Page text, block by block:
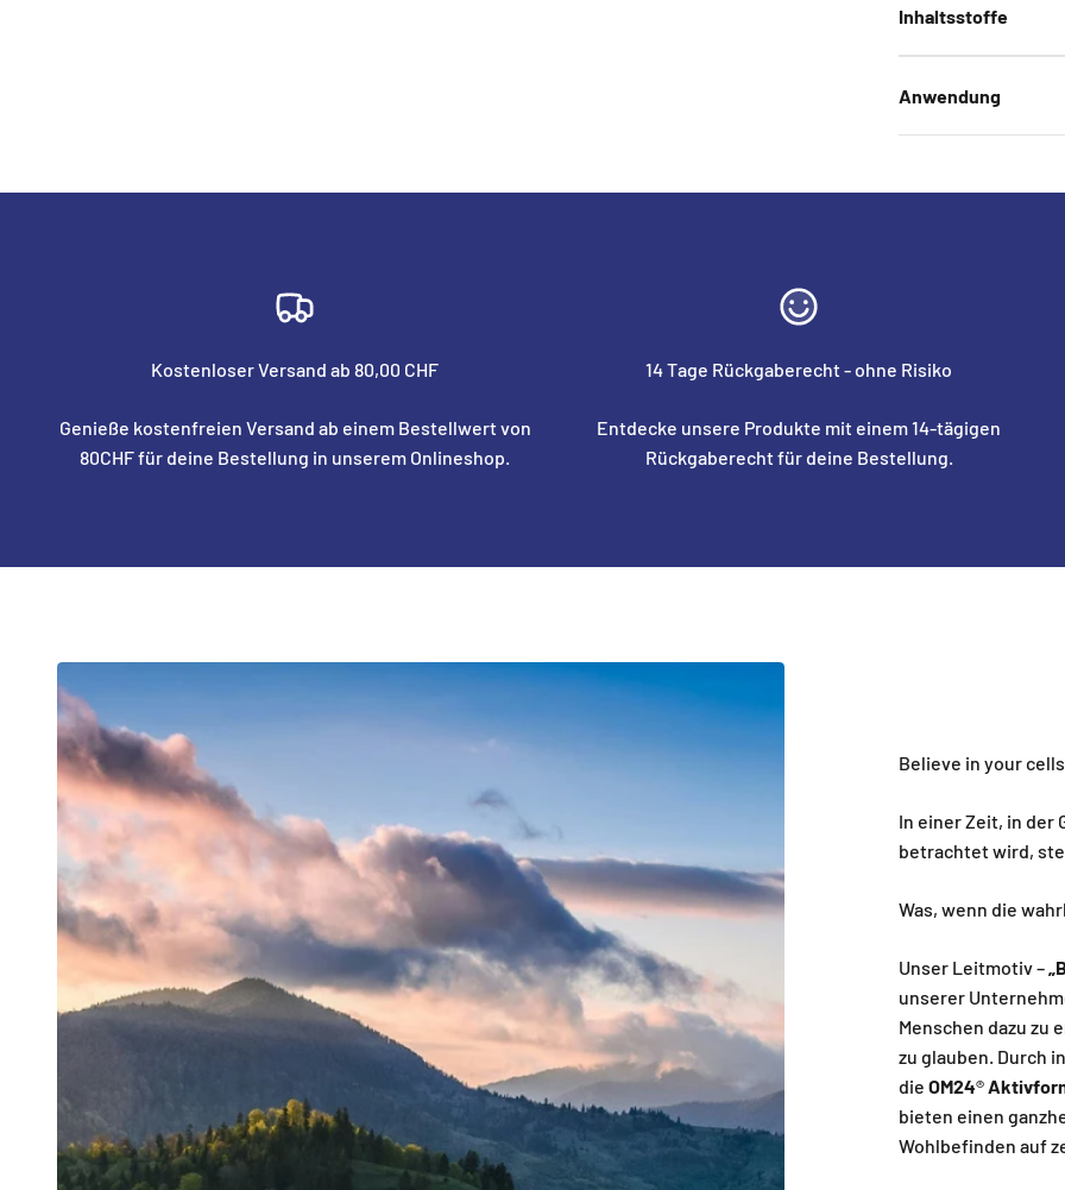
Inhaltsstoffe
Anwendung
Kostenloser Versand ab 80,00 CHF
Genieße kostenfreien Versand ab einem Bestellwert von
80CHF für deine Bestellung in unserem Onlineshop.
14 Tage Rückgaberecht - ohne Risiko
Entdecke unsere Produkte mit einem 14-tägigen
Rückgaberecht für deine Bestellung.
Believe in your
In einer Zeit, in der
betrachtet wird,
Was, wenn die
Unser Leitmotiv –
unserer
Menschen dazu zu
zu glauben. Durch
die OM24®
bieten einen
Wohlbefinden auf